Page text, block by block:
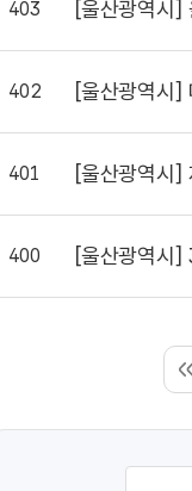
403 [울산광역시]
402 [울산광역시]
401 [울산광역시]
400 [울산광역시]